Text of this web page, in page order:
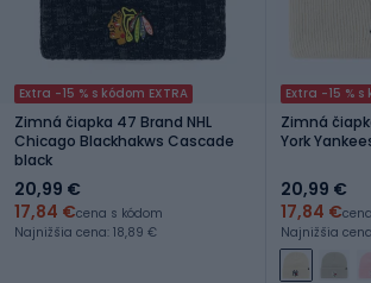
Extra -15 % s kódom EXTRA
Zimná čiapka 47 Brand NHL
Chicago Blackhakws Cascade
black
20,99 €
17,84 €cena s kódom
Najnižšia cena: 18,89 €
Extra -15 % s
Zimná
York
20,99 €
17,84 €
Najnižšia